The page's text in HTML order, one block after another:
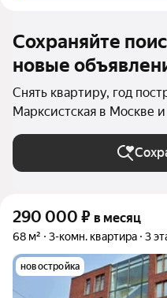
Сохраняйте
новые
Снять квартиру, год
Марксистская в Москве
290 000 ₽ в месяц
68 м² 3-комн. квартира 3
новостройка